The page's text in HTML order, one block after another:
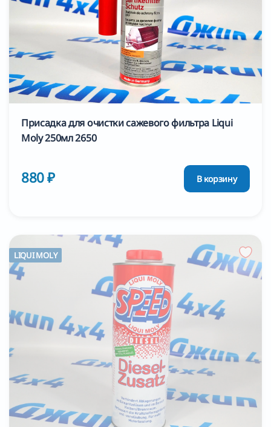
Присадка для очистки сажевого фильтра Liqui
Moly 250мл 2650
880 ₽ В корзину
LIQUI MOLY